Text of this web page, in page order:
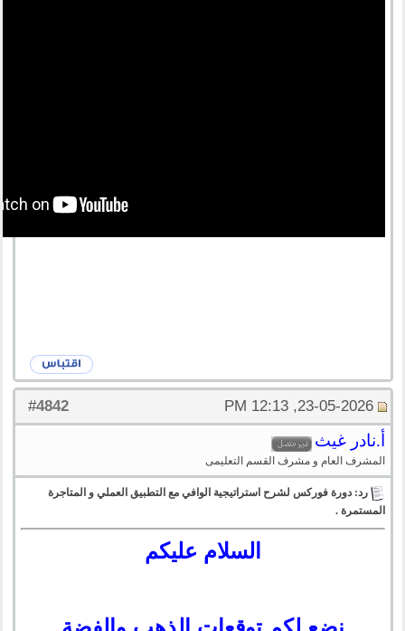
#
4842 23-05-2026, 12:13 PM
أ.نادر غيث
المشرف العام و مشرف القسم التعليمى
رد: دورة فوركس لشرح استراتيجية الوافي مع التطبيق العملي و المتاجرة
المستمرة .
السلام عليكم